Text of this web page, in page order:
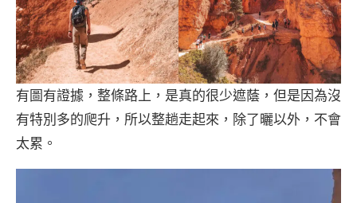
有圖有證據，整條路上，是真的很少遮蔭，但是因為沒
有特別多的爬升，所以整趟走起來，除了曬以外，不會
太累。